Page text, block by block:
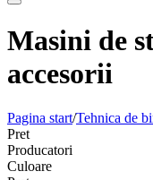
Masini de
accesorii
Pagina start/Tehnica de
Pret
Producatori
Culoare